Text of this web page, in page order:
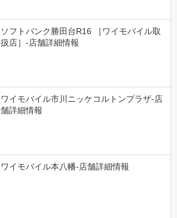
ソフトバンク勝田台R16 ［ワイモバイル取
扱店］-店舗詳細情報
ワイモバイル市川ニッケコルトンプラザ-店
舗詳細情報
ワイモバイル本八幡-店舗詳細情報